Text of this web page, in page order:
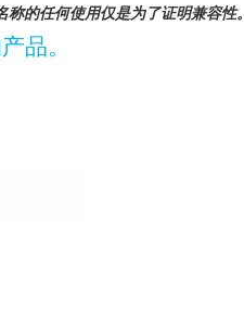
的任何使用仅是为了证明兼容性。
品。